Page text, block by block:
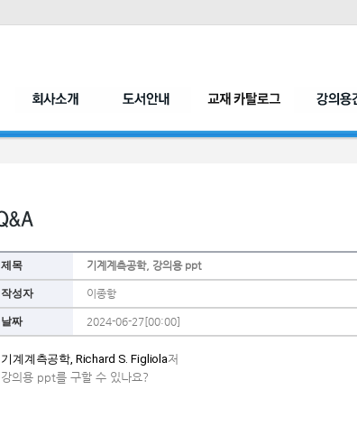
제목 기계계측공학, 강의용 ppt
작성자 이종항
날짜 2024-06-27[00:00]
기계계측공학, Richard S. Figliola저
강의용 ppt를 구할 수 있나요?